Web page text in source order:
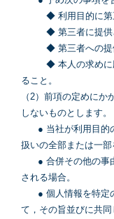
◆ 利用目的に第三
◆ 第三者に提供さ
◆ 第三者への提供
◆ 本人の求めに応
ること。
（2）前項の定めに
しないものとします。
● 当社が利用目的の
扱いの全部または一部
● 合併その他の事由
される場合。
● 個人情報を特定の
て，その旨並びに共